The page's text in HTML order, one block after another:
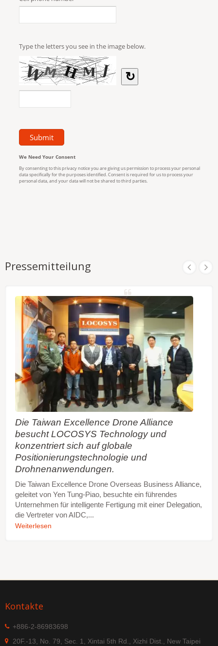
Pressemitteilung
Die Taiwan Excellence Drone Alliance
besucht LOCOSYS Technology und
konzentriert sich auf globale
Positionierungstechnologie und
Drohnenanwendungen.
Die Taiwan Excellence Drone Overseas Business Alliance,
geleitet von Yen Tung-Piao, besuchte ein führendes
Unternehmen für intelligente Fertigung mit einer Delegation,
die Vertreter von AIDC,...
Weiterlesen
Kontakte
+886-2-86983698
20F.-13, No. 79, Sec. 1, Xintai 5th Rd., Xizhi Dist., New Taipei